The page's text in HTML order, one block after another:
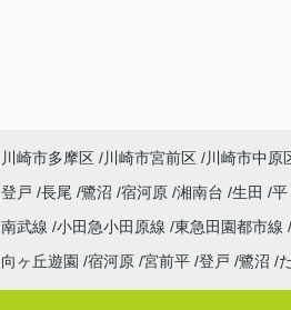
川崎市多摩区 川崎市宮前区 川崎市中原
登戸 長尾 鷺沼 宿河原 湘南台 生田 平
南武線 小田急小田原線 東急田園都市線
向ヶ丘遊園 宿河原 宮前平 登戸 鷺沼